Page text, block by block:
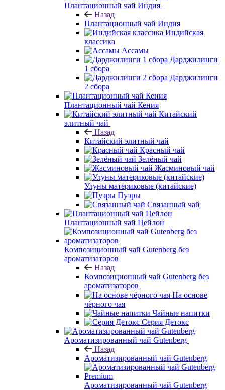
Плантационный чай Индия
Назад
Плантационный чай Индия
Индийская
классика
Ассамы
Дарджилинги
1 сбора
Дарджилинги
2 сбора
Плантационный чай Кения
Китайский
элитный чай
Назад
Китайский элитный чай
Красный чай
Зелёный чай
Жасминовый чай
Улуны материковые (китайские)
Пуэры
Связанный чай
Плантационный чай Цейлон
Композиционный чай Gutenberg без
ароматизаторов
Назад
Композиционный чай Gutenberg без
ароматизаторов
На основе
чёрного чая
Чайные напитки
Серия Детокс
Ароматизированный чай Gutenberg
Назад
Ароматизированный чай Gutenberg
Ароматизированный чай Gutenberg